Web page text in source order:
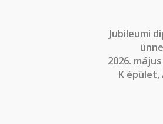
Jubileumi
2026.
K épület,